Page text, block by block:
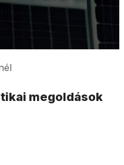
megoldások